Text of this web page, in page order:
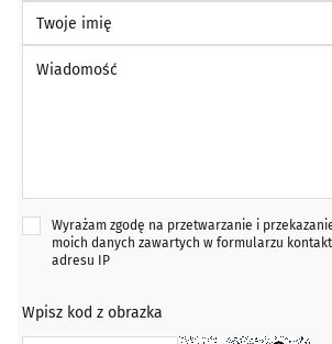
Twoje imię
Wyrażam zgodę na przetwarzanie i
moich danych zawartych w formularzu
adresu IP
Wpisz kod z obrazka